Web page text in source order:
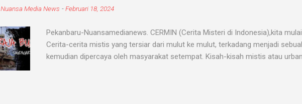
persatuan agam jadi satu, m aka terbentuklah team sembilan atas inisiatif
Nuansa Media News -Februari 18, 2024
Pekanbaru-Nuansamedianews. CERMIN (Cerita Misteri di Indonesia),kita
Cerita-cerita mistis yang tersiar dari mulut ke mulut, terkadang menjadi
kemudian dipercaya oleh masyarakat setempat. Kisah-kisah mistis atau
kisah KKN Desa Penari yang ditonton jutaan orang di bioskop. Cerita yang